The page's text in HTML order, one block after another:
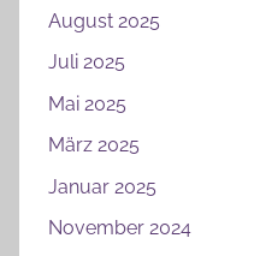
August 2025
Juli 2025
Mai 2025
März 2025
Januar 2025
November 2024